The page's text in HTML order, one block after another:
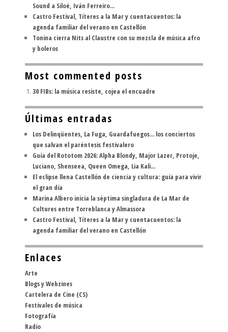
Sound a Siloé, Iván Ferreiro...
Castro Festival, Títeres a la Mar y cuentacuentos: la
agenda familiar del verano en Castellón
Tonina cierra Nits al Claustre con su mezcla de música afro
y boleros
Most commented posts
30 FIBs: la música resiste, cojea el encuadre
Últimas entradas
Los Delinqüentes, La Fuga, Guardafuegos... los conciertos
que salvan el paréntesis festivalero
Guía del Rototom 2026: Alpha Blondy, Major Lazer, Protoje,
Luciano, Shenseea, Queen Omega, Lia Kali...
El eclipse llena Castellón de ciencia y cultura: guía para vivir
el gran día
Marina Albero inicia la séptima singladura de La Mar de
Cultures entre Torreblanca y Almassora
Castro Festival, Títeres a la Mar y cuentacuentos: la
agenda familiar del verano en Castellón
Enlaces
Arte
Blogs y Webzines
Cartelera de Cine (CS)
Festivales de música
Fotografía
Radio